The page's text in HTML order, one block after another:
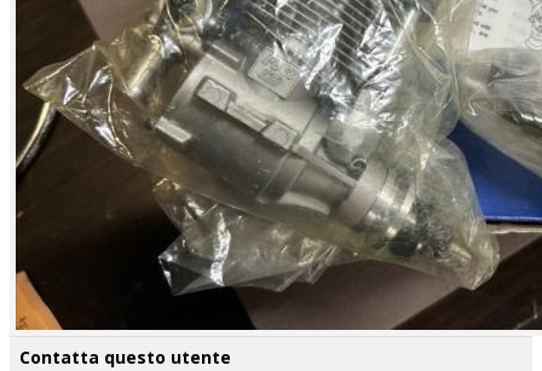
Contatta questo utente